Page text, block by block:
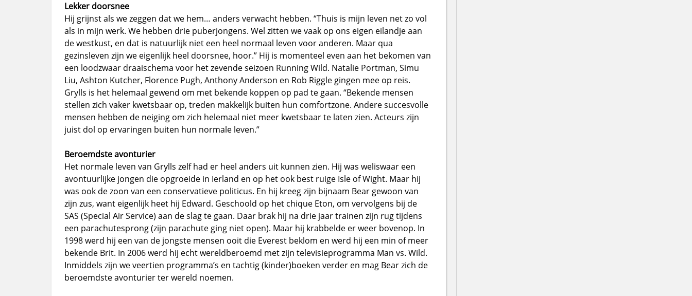
Lekker doorsnee
Hij grijnst als we zeggen dat we hem… anders verwacht hebben. “Thuis is mijn leven net zo vol
als in mijn werk. We hebben drie puberjongens. Wel zitten we vaak op ons eigen eilandje aan
de westkust, en dat is natuurlijk niet een heel normaal leven voor anderen. Maar qua
gezinsleven zijn we eigenlijk heel doorsnee, hoor.” Hij is momenteel even aan het bekomen van
een loodzwaar draaischema voor het zevende seizoen Running Wild. Natalie Portman, Simu
Liu, Ashton Kutcher, Florence Pugh, Anthony Anderson en Rob Riggle gingen mee op reis.
Grylls is het helemaal gewend om met bekende koppen op pad te gaan. “Bekende mensen
stellen zich vaker kwetsbaar op, treden makkelijk buiten hun comfortzone. Andere succesvolle
mensen hebben de neiging om zich helemaal niet meer kwetsbaar te laten zien. Acteurs zijn
juist dol op ervaringen buiten hun normale leven.”
Beroemdste avonturier
Het normale leven van Grylls zelf had er heel anders uit kunnen zien. Hij was weliswaar een
avontuurlijke jongen die opgroeide in Ierland en op het ook best ruige Isle of Wight. Maar hij
was ook de zoon van een conservatieve politicus. En hij kreeg zijn bijnaam Bear gewoon van
zijn zus, want eigenlijk heet hij Edward. Geschoold op het chique Eton, om vervolgens bij de
SAS (Special Air Service) aan de slag te gaan. Daar brak hij na drie jaar trainen zijn rug tijdens
een parachutesprong (zijn parachute ging niet open). Maar hij krabbelde er weer bovenop. In
1998 werd hij een van de jongste mensen ooit die Everest beklom en werd hij een min of meer
bekende Brit. In 2006 werd hij echt wereldberoemd met zijn televisieprogramma Man vs. Wild.
Inmiddels zijn we veertien programma’s en tachtig (kinder)boeken verder en mag Bear zich de
beroemdste avonturier ter wereld noemen.